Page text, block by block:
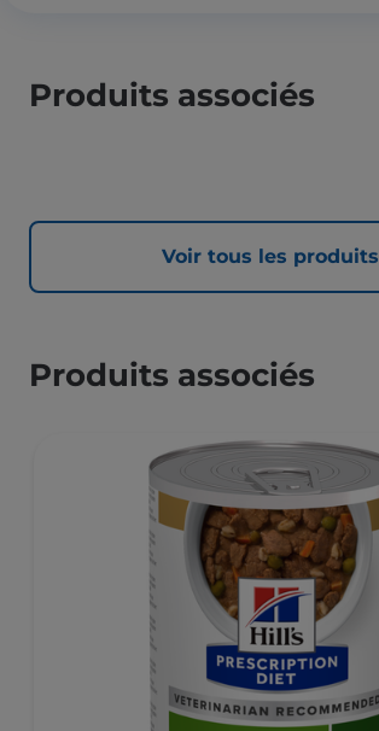
Produits associés
Voir tous les produits
Produits associés